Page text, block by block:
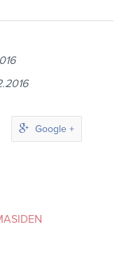
Google +